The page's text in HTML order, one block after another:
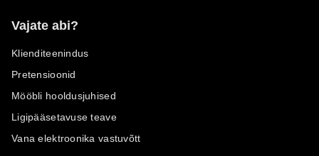
Vajate abi?
Klienditeenindus
Pretensioonid
Mööbli hooldusjuhised
Ligipääsetavuse teave
Vana elektroonika vastuvõtt